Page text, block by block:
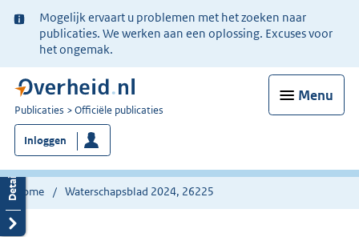
Ter
informatie:
Mogelijk ervaart u problemen met het zoeken naar
publicaties. We werken aan een oplossing. Excuses voor
het ongemak.
Menu
U
bent
nu
hier:
Publicaties Officiële publicaties
Inloggen
Home Waterschapsblad 2024, 26225